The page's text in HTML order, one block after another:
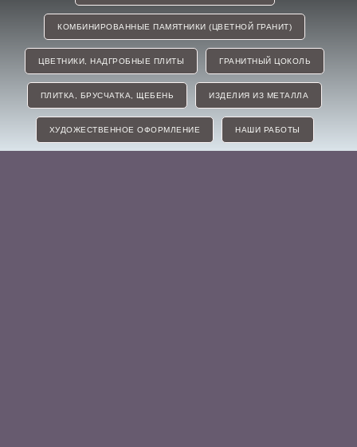
КОМБИНИРОВАННЫЕ ПАМЯТНИКИ (ЦВЕТНОЙ ГРАНИТ)
ЦВЕТНИКИ, НАДГРОБНЫЕ ПЛИТЫ ГРАНИТНЫЙ ЦОКОЛЬ
ПЛИТКА, БРУСЧАТКА, ЩЕБЕНЬ ИЗДЕЛИЯ ИЗ МЕТАЛЛА
ХУДОЖЕСТВЕННОЕ ОФОРМЛЕНИЕ НАШИ РАБОТЫ